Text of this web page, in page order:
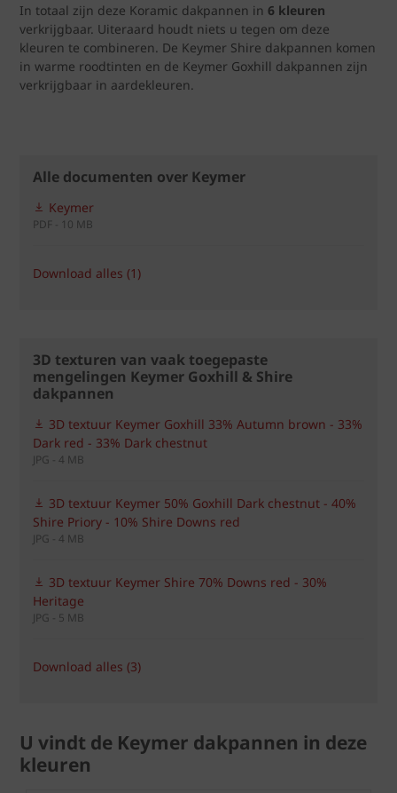
In totaal zijn deze Koramic dakpannen in 6 kleuren
verkrijgbaar. Uiteraard houdt niets u tegen om deze
kleuren te combineren. De Keymer Shire dakpannen komen
in warme roodtinten en de Keymer Goxhill dakpannen zijn
verkrijgbaar in aardekleuren.
Alle documenten over Keymer
Keymer
PDF - 10 MB
Download alles (1)
3D texturen van vaak toegepaste
mengelingen Keymer Goxhill & Shire
dakpannen
3D textuur Keymer Goxhill 33% Autumn brown - 33%
Dark red - 33% Dark chestnut
JPG - 4 MB
3D textuur Keymer 50% Goxhill Dark chestnut - 40%
Shire Priory - 10% Shire Downs red
JPG - 4 MB
3D textuur Keymer Shire 70% Downs red - 30%
Heritage
JPG - 5 MB
Download alles (3)
U vindt de Keymer dakpannen in deze
kleuren